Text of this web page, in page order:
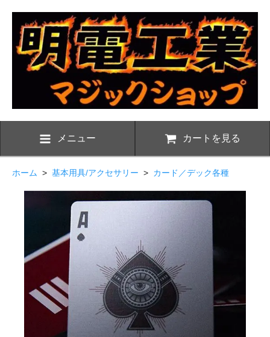
メニュー カートを見る
ホーム > 基本用具/アクセサリー > カード／デック各種